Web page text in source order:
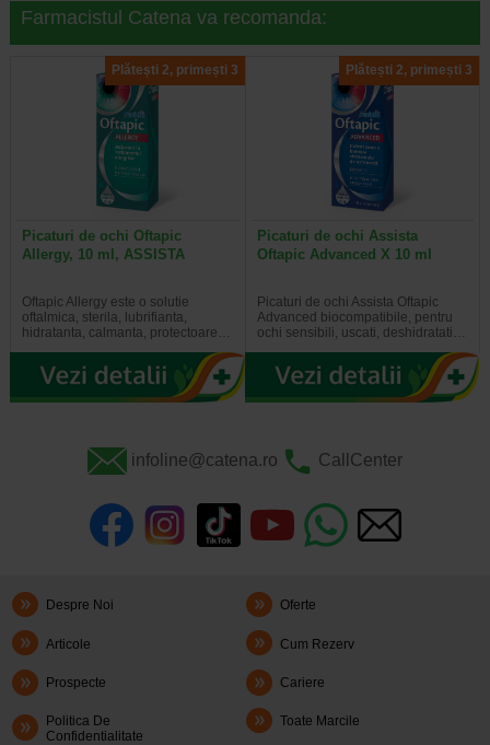
Farmacistul Catena va recomanda:
Plătești 2, primești 3
Picaturi de ochi Oftapic
Allergy, 10 ml, ASSISTA
Oftapic Allergy este o solutie
oftalmica, sterila, lubrifianta,
hidratanta, calmanta, protectoare…
Plătești 2, primești 3
Picaturi de ochi Assista
Oftapic Advanced X 10 ml
Picaturi de ochi Assista Oftapic
Advanced biocompatibile, pentru
ochi sensibili, uscati, deshidratati…
infoline@catena.ro CallCenter
Despre Noi Oferte
Articole Cum Rezerv
Prospecte Cariere
Politica De
Confidentialitate
Toate Marcile